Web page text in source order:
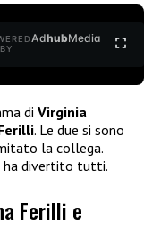
BY
AdhubMedia
di Virginia
. Le due si sono
la collega.
ha divertito tutti.
Ferilli e